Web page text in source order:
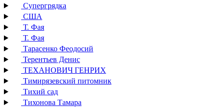
Супергрядка
США
Т. Фая
Т. Фая
Тарасенко Феодосий
Терентьев Денис
ТЕХАНОВИЧ ГЕНРИХ
Тимирязевский питомник
Тихий сад
Тихонова Тамара